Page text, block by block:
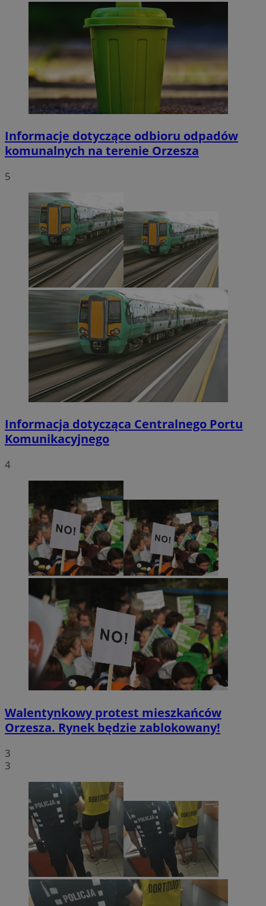
Informacje dotyczące odbioru odpadów
komunalnych na terenie Orzesza
5
Informacja dotycząca Centralnego Portu
Komunikacyjnego
4
Walentynkowy protest mieszkańców
Orzesza. Rynek będzie zablokowany!
3
3